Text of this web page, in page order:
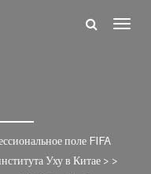
поле FIFA
Уху в Китае > >